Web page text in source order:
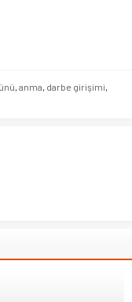
, anma, darbe girişimi,